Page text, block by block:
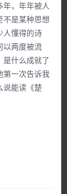
年，年年被人
不是某种思想
人懂得的诗
以两度被流
什么成就了
第一次告诉我
说能读《楚